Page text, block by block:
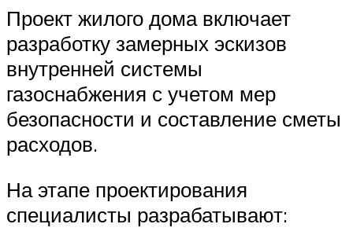
Проект жилого дома включает
разработку замерных эскизов
внутренней системы
газоснабжения с учетом мер
безопасности и составление сметы
расходов.
На этапе проектирования
специалисты разрабатывают: